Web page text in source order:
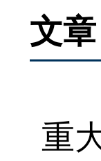
文章
重